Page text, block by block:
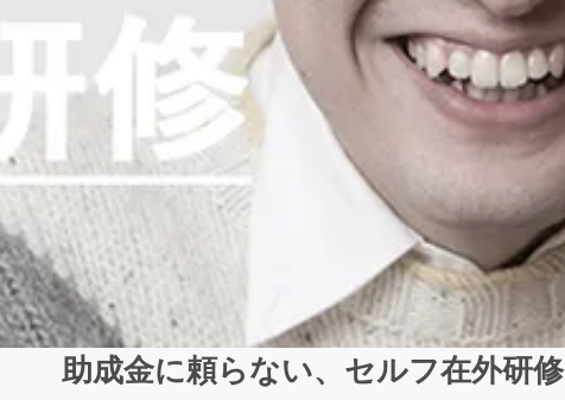
助成金に頼らない、セルフ在外研修